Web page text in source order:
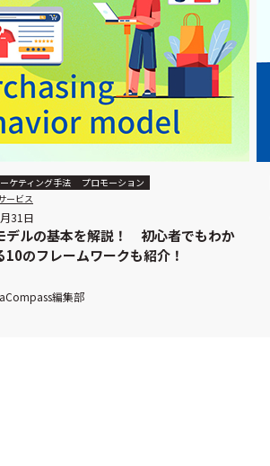
ケティング手法
プロモーション
ービス
31日
デルの基本を解説！ 初心者でもわか
10のフレームワークも紹介！
編集部